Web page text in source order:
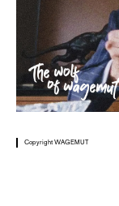
Copyright WAGEMUT